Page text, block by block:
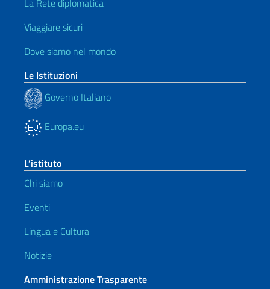
Viaggiare sicuri
Dove siamo nel mondo
Le Istituzioni
Governo Italiano
Europa.eu
L’istituto
Chi siamo
Eventi
Lingua e Cultura
Notizie
Amministrazione Trasparente